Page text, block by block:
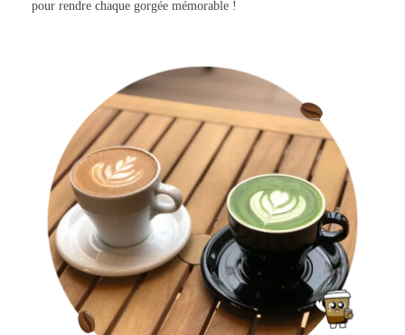
pour rendre chaque gorgée mémorable !